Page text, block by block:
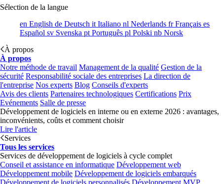
Sélection de la langue
en English de Deutsch it Italiano nl Nederlands frFrançais es
Español sv Svenska pt Português pl Polski nb Norsk
À propos
À propos
Notre méthode de travail Management de la qualité Gestion de la
sécurité Responsabilité sociale des entreprises La direction de
l'entreprise Nos experts Blog Conseils d'experts
Avis des clients Partenaires technologiques Certifications Prix
Evénements Salle de presse
Développement de logiciels en interne ou en externe 2026 : avantages,
inconvénients, coûts et comment choisir
Lire l'article
Services
Tous les services
Services de développement de logiciels à cycle complet
Conseil et assistance en informatique Développement web
Développement mobile Développement de logiciels embarqués
Développement de logiciels personnalisés Développement MVP